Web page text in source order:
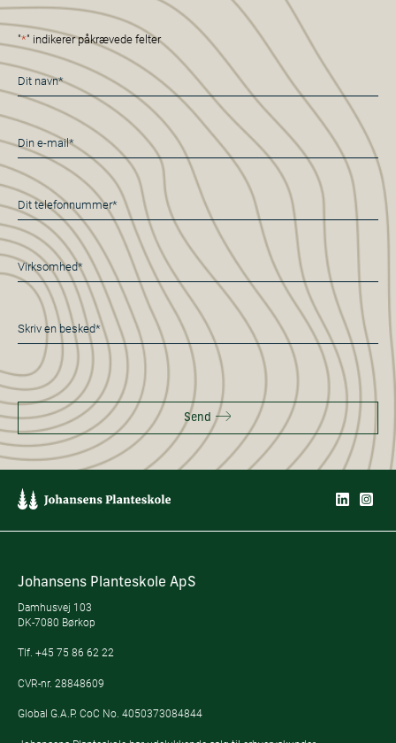
"*" indikerer påkrævede felter
Navn
*
E-
mail
*
Telefon
*
Virksomhed*
*
Besked
*
Send
Johansens Planteskole ApS
Damhusvej 103
DK-7080 Børkop
Tlf. +45 75 86 62 22
CVR-nr. 28848609
Global G.A.P. CoC No. 4050373084844